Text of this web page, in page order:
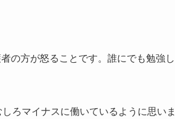
の方が怒ることです。誰にでも勉強し
ろマイナスに働いているように思いま